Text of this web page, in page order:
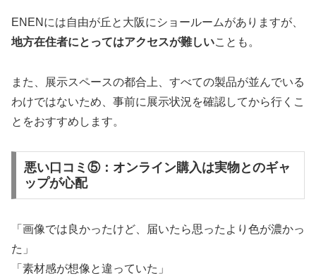
ENENには自由が丘と大阪にショールームがありますが、
地方在住者にとってはアクセスが難しいことも。
また、展示スペースの都合上、すべての製品が並んでいる
わけではないため、事前に展示状況を確認してから行くこ
とをおすすめします。
悪い口コミ⑤：オンライン購入は実物とのギャ
ップが心配
「画像では良かったけど、届いたら思ったより色が濃かっ
た」
「素材感が想像と違っていた」